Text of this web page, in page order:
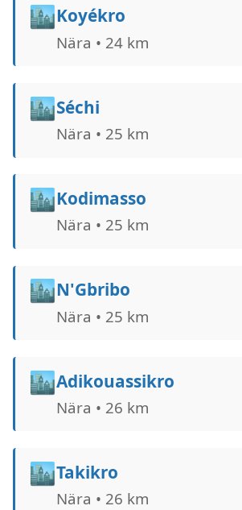
🏙️Koyékro
Nära • 24 km
🏙️Séchi
Nära • 25 km
🏙️Kodimasso
Nära • 25 km
🏙️N'Gbribo
Nära • 25 km
🏙️Adikouassikro
Nära • 26 km
🏙️Takikro
Nära • 26 km